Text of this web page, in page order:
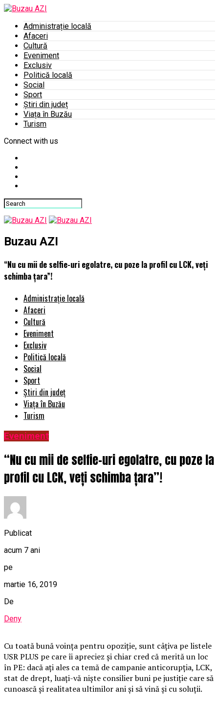
Administrație locală
Afaceri
Cultură
Eveniment
Exclusiv
Politică locală
Social
Sport
Știri din județ
Viața în Buzău
Turism
Connect with us
Buzau AZI
“Nu cu mii de selfie-uri egolatre, cu poze la profil cu LCK, veți
schimba țara”!
Administrație locală
Afaceri
Cultură
Eveniment
Exclusiv
Politică locală
Social
Sport
Știri din județ
Viața în Buzău
Turism
Eveniment
“Nu cu mii de selfie-uri egolatre, cu poze la
profil cu LCK, veți schimba țara”!
Publicat
acum 7 ani
pe
martie 16, 2019
De
Deny
Cu toată bună voința pentru opoziție, sunt câțiva pe listele
USR PLUS pe care îi apreciez și chiar cred că merită un loc
în PE: dacă ați ales ca temă de campanie anticorupția, LCK,
stat de drept, luați-vă niște consilier buni pe justiție care să
cunoască și realitatea ultimilor ani și să vină și cu soluții.